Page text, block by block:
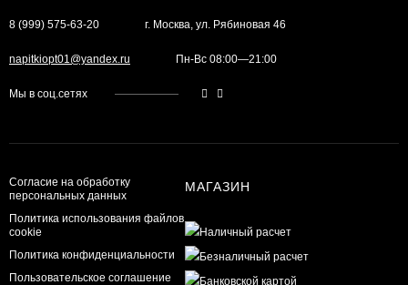
8 (999) 575-63-20 г. Москва, ул. Рябиновая 46
napitkiopt01@yandex.ru Пн-Вс 08:00—21:00
Мы в соц.сетях
Согласие на обработку
персональных данных
Политика использования файлов
cookie
Политика конфиденциальности
Пользовательское соглашение
МАГАЗИН